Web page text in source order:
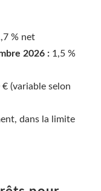
% net
2026 : 1,5 %
€ (variable selon
dans la limite